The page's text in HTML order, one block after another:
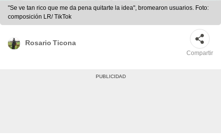
"Se ve tan rico que me da pena quitarte la idea", bromearon usuarios. Foto:
composición LR/ TikTok
Rosario Ticona
Compartir